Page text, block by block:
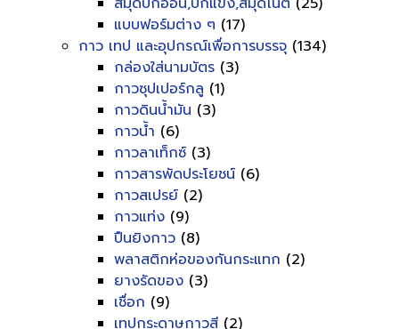
แบบฟอร์มต่าง ๆ (17)
กาว เทป และอุปกรณ์เพื่อการบรรจุ (134)
กล่องใส่นามบัตร (3)
กาวซุปเปอร์กลู (1)
กาวดินน้ำมัน (3)
กาวน้ำ (6)
กาวลาเท็กซ์ (3)
กาวสารพัดประโยชน์ (6)
กาวสเปรย์ (2)
กาวแท่ง (9)
ปืนยิงกาว (8)
พลาสติกห่อของกันกระแทก (2)
ยางรัดของ (3)
เชื่อก (9)
เทปกระดาษกาวสี (2)